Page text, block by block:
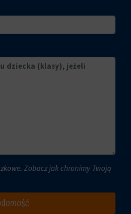
Zobacz jak chronimy Twoją